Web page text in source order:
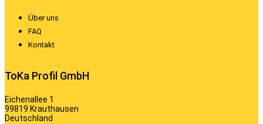
Über uns
FAQ
Kontakt
ToKa Profil GmbH
Eichenallee 1
99819 Krauthausen
Deutschland